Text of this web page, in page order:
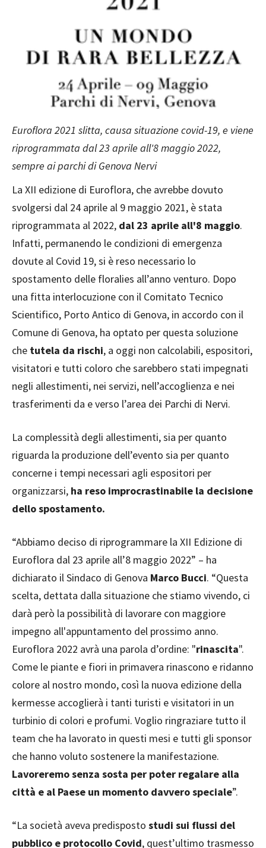
Euroflora 2021 slitta, causa situazione covid-19, e viene
riprogrammata dal 23 aprile all'8 maggio 2022,
sempre ai parchi di Genova Nervi
La XII edizione di Euroflora, che avrebbe dovuto
svolgersi dal 24 aprile al 9 maggio 2021, è stata
riprogrammata al 2022, dal 23 aprile all'8 maggio.
Infatti, permanendo le condizioni di emergenza
dovute al Covid 19, si è reso necessario lo
spostamento delle floralies all’anno venturo. Dopo
una fitta interlocuzione con il Comitato Tecnico
Scientifico, Porto Antico di Genova, in accordo con il
Comune di Genova, ha optato per questa soluzione
che tutela da rischi, a oggi non calcolabili, espositori,
visitatori e tutti coloro che sarebbero stati impegnati
negli allestimenti, nei servizi, nell’accoglienza e nei
trasferimenti da e verso l’area dei Parchi di Nervi.
La complessità degli allestimenti, sia per quanto
riguarda la produzione dell’evento sia per quanto
concerne i tempi necessari agli espositori per
organizzarsi, ha reso improcrastinabile la decisione
dello spostamento.
“Abbiamo deciso di riprogrammare la XII Edizione di
Euroflora dal 23 aprile all’8 maggio 2022” – ha
dichiarato il Sindaco di Genova Marco Bucci. “Questa
scelta, dettata dalla situazione che stiamo vivendo, ci
darà però la possibilità di lavorare con maggiore
impegno all'appuntamento del prossimo anno.
Euroflora 2022 avrà una parola d’ordine: "rinascita".
Come le piante e fiori in primavera rinascono e ridanno
colore al nostro mondo, così la nuova edizione della
kermesse accoglierà i tanti turisti e visitatori in un
turbinio di colori e profumi. Voglio ringraziare tutto il
team che ha lavorato in questi mesi e tutti gli sponsor
che hanno voluto sostenere la manifestazione.
Lavoreremo senza sosta per poter regalare alla
città e al Paese un momento davvero speciale”.
“La società aveva predisposto studi sui flussi del
pubblico e protocollo Covid, quest’ultimo trasmesso